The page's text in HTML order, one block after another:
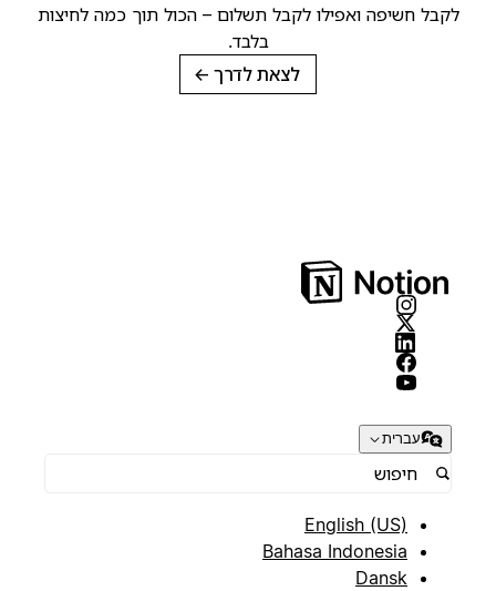
לקבל חשיפה ואפילו לקבל תשלום – הכול תוך כמה לחיצות
בלבד.
לצאת לדרך→
עברית
English (US)
Bahasa Indonesia
Dansk